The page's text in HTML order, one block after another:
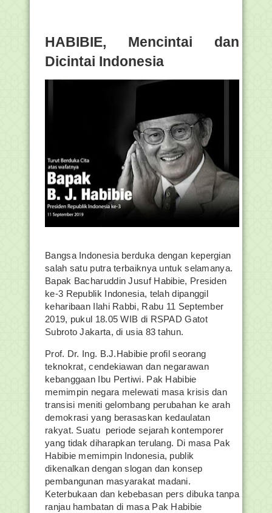
HABIBIE, Mencintai dan
Dicintai Indonesia
Bangsa Indonesia berduka dengan kepergian
salah satu putra terbaiknya untuk selamanya.
Bapak Bacharuddin Jusuf Habibie, Presiden
ke-3 Republik Indonesia, telah dipanggil
keharibaan Ilahi Rabbi, Rabu 11 September
2019, pukul 18.05 WIB di RSPAD Gatot
Subroto Jakarta, di usia 83 tahun.
Prof. Dr. Ing. B.J.Habibie profil seorang
teknokrat, cendekiawan dan negarawan
kebanggaan Ibu Pertiwi. Pak Habibie
memimpin negara melewati masa krisis dan
transisi meniti gelombang perubahan ke arah
demokrasi yang berasaskan kedaulatan
rakyat. Suatu periode sejarah kontemporer
yang tidak diharapkan terulang. Di masa Pak
Habibie memimpin Indonesia, publik
dikenalkan dengan slogan dan konsep
pembangunan masyarakat madani.
Keterbukaan dan kebebasan pers dibuka tanpa
ranjau hambatan di masa Pak Habibie